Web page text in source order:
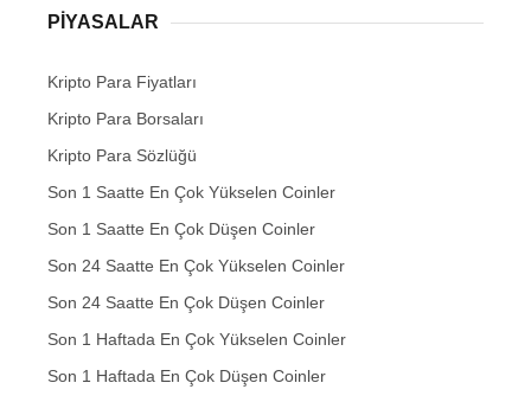
PIYASALAR
Kripto Para Fiyatları
Kripto Para Borsaları
Kripto Para Sözlüğü
Son 1 Saatte En Çok Yükselen Coinler
Son 1 Saatte En Çok Düşen Coinler
Son 24 Saatte En Çok Yükselen Coinler
Son 24 Saatte En Çok Düşen Coinler
Son 1 Haftada En Çok Yükselen Coinler
Son 1 Haftada En Çok Düşen Coinler